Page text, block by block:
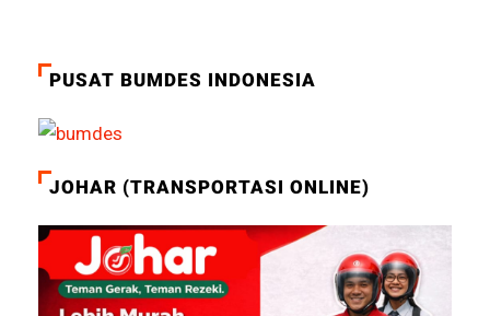
PUSAT BUMDES INDONESIA
JOHAR (TRANSPORTASI ONLINE)